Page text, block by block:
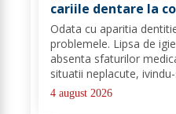
cariile dentare la
Odata cu aparitia
problemele. Lipsa de
absenta sfaturilor
situatii neplacute,
lapte se pot caria
diferenta mare este ca
4 august 2026